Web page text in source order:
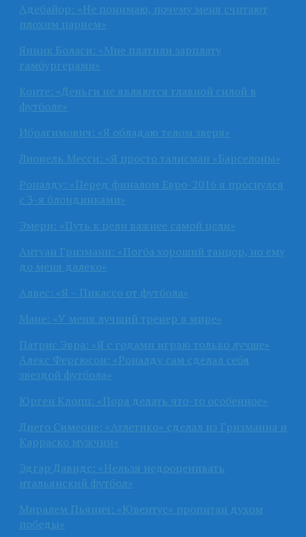
Адебайор: «Не понимаю, почему меня считают
плохим парнем»
Янник Боласи: «Мне платили зарплату
гамбургерами»
Конте: «Деньги не являются главной силой в
футболе»
Ибрагимович: «Я обладаю телом зверя»
Лионель Месси: «Я просто талисман «Барселоны»
Роналду: «Перед финалом Евро-2016 я проснулся
с 3-я блондинками»
Эмери: «Путь к цели важнее самой цели»
Антуан Гризманн: «Погба хороший танцор, но ему
до меня далеко»
Алвес: «Я – Пикассо от футбола»
Мане: «У меня лучший тренер в мире»
Патрис Эвра: «Я с годами играю только лучше»
Алекс Фергюсон: «Роналду сам сделал себя
звездой футбола»
Юрген Клопп: «Пора делать что-то особенное»
Диего Симеоне: «Атлетико» сделал из Гризманна и
Карраско мужчин»
Эдгар Давидс: «Нельзя недооценивать
итальянский футбол»
Миралем Пьянич: «Ювентус» пропитан духом
победы»